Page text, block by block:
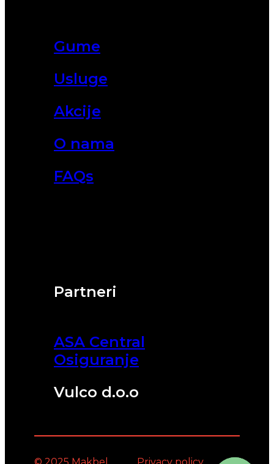
Partneri
ASA Central
Osiguranje
Vulco d.o.o
Gume
Usluge
Akcije
O nama
FAQs